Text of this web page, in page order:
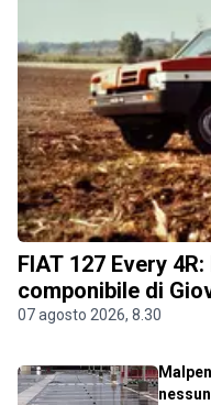
FIAT 127 Every
componibile di
07 agosto 2026, 8.30